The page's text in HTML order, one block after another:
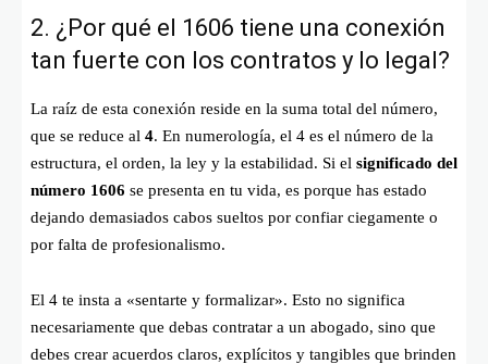
2. ¿Por qué el 1606 tiene una conexión
tan fuerte con los contratos y lo legal?
La raíz de esta conexión reside en la suma total del número,
que se reduce al 4. En numerología, el 4 es el número de la
estructura, el orden, la ley y la estabilidad. Si el significado del
número 1606 se presenta en tu vida, es porque has estado
dejando demasiados cabos sueltos por confiar ciegamente o
por falta de profesionalismo.
El 4 te insta a «sentarte y formalizar». Esto no significa
necesariamente que debas contratar a un abogado, sino que
debes crear acuerdos claros, explícitos y tangibles que brinden